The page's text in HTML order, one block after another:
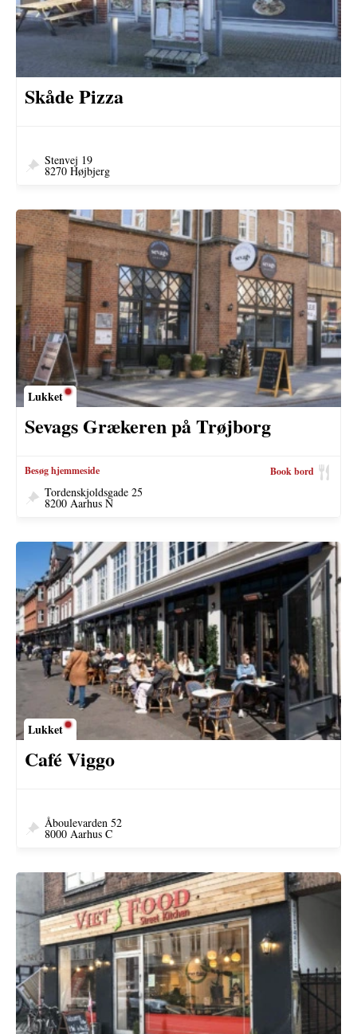
Skåde Pizza
Stenvej 19
8270 Højbjerg
Lukket
Sevags Grækeren på Trøjborg
Besøg hjemmeside Book bord
Tordenskjoldsgade 25
8200 Aarhus N
Lukket
Café Viggo
Åboulevarden 52
8000 Aarhus C